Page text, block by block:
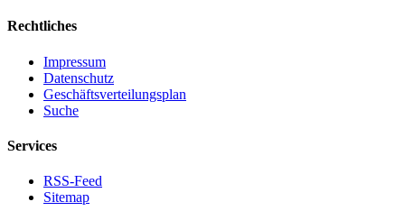
Rechtliches
Impressum
Datenschutz
Geschäftsverteilungsplan
Suche
Services
RSS-Feed
Sitemap